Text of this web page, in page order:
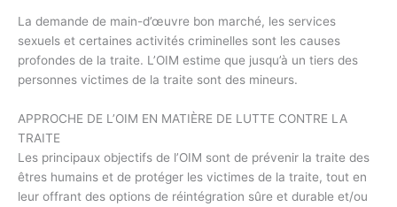
La demande de main-d’œuvre bon marché, les services
sexuels et certaines activités criminelles sont les causes
profondes de la traite. L’OIM estime que jusqu’à un tiers des
personnes victimes de la traite sont des mineurs.
APPROCHE DE L’OIM EN MATIÈRE DE LUTTE CONTRE LA
TRAITE
Les principaux objectifs de l’OIM sont de prévenir la traite des
êtres humains et de protéger les victimes de la traite, tout en
leur offrant des options de réintégration sûre et durable et/ou